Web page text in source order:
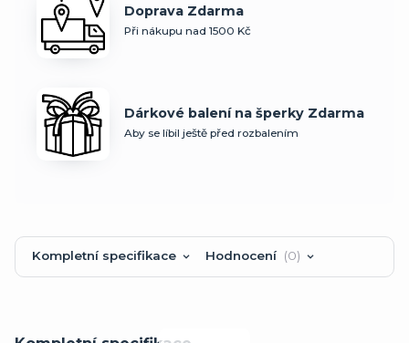
Doprava Zdarma
Při nákupu nad 1500 Kč
Dárkové balení na šperky Zdarma
Aby se líbil ještě před rozbalením
Kompletní specifikace Hodnocení 0